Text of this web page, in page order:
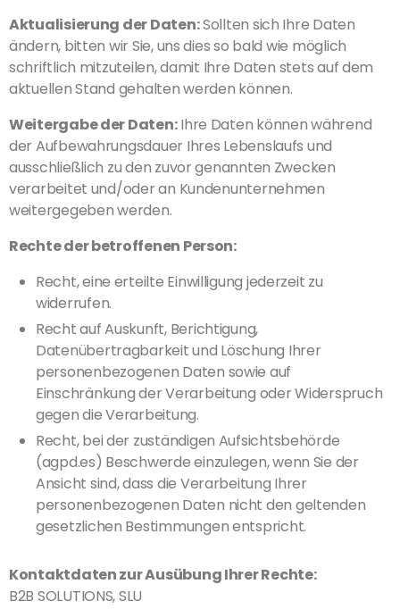
Aktualisierung der Daten:Sollten sich Ihre Daten
ändern, bitten wir Sie, uns dies so bald wie möglich
schriftlich mitzuteilen, damit Ihre Daten stets auf dem
aktuellen Stand gehalten werden können.
Weitergabe der Daten:Ihre Daten können während
der Aufbewahrungsdauer Ihres Lebenslaufs und
ausschließlich zu den zuvor genannten Zwecken
verarbeitet und/oder an Kundenunternehmen
weitergegeben werden.
Rechte der betroffenen Person:
Recht, eine erteilte Einwilligung jederzeit zu
widerrufen.
Recht auf Auskunft, Berichtigung,
Datenübertragbarkeit und Löschung Ihrer
personenbezogenen Daten sowie auf
Einschränkung der Verarbeitung oder Widerspruch
gegen die Verarbeitung.
Recht, bei der zuständigen Aufsichtsbehörde
(agpd.es) Beschwerde einzulegen, wenn Sie der
Ansicht sind, dass die Verarbeitung Ihrer
personenbezogenen Daten nicht den geltenden
gesetzlichen Bestimmungen entspricht.
Kontaktdaten zur Ausübung Ihrer Rechte:
B2B SOLUTIONS, SLU